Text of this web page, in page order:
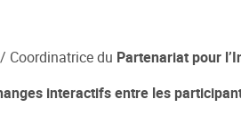
Coordinatrice du Partenariat pour
interactifs entre les